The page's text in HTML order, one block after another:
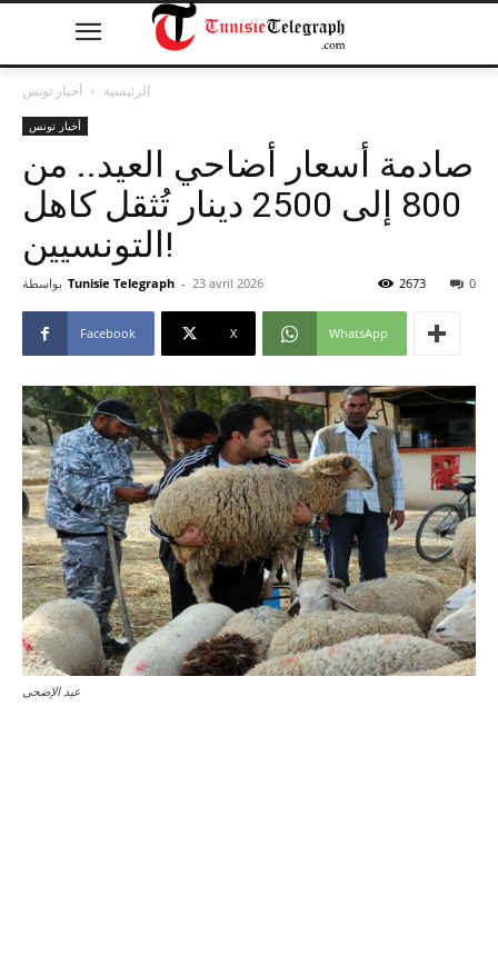
الرئيسية أخبار تونس
أخبار تونس
صادمة أسعار أضاحي العيد.. من
800 إلى 2500 دينار تُثقل كاهل
التونسيين!
بواسطة Tunisie Telegraph - 23 avril 2026 0
2673
Facebook X WhatsApp
عيد الإضحى